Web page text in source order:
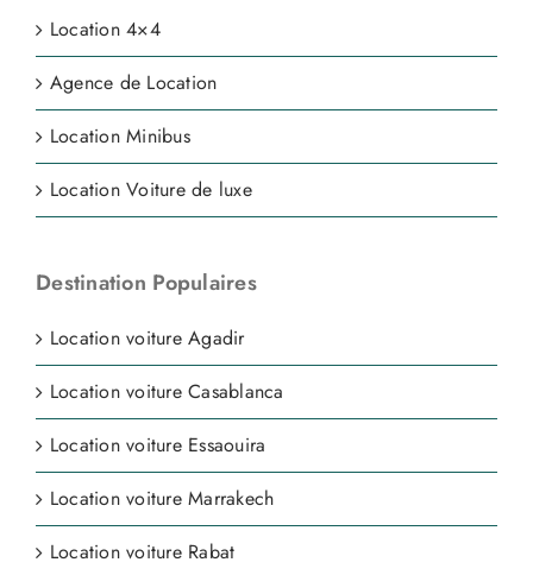
Location 4×4
Agence de Location
Location Minibus
Location Voiture de luxe
Destination Populaires
Location voiture Agadir
Location voiture Casablanca
Location voiture Essaouira
Location voiture Marrakech
Location voiture Rabat